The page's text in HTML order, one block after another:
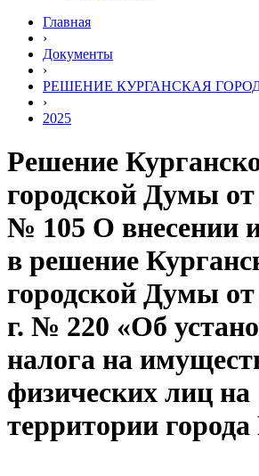
Главная
›
Документы
›
РЕШЕНИЕ КУРГАНСКАЯ
›
2025
Решение
городской Думы от
№ 105 О внесении
в решение
городской Думы от
г. № 220 «Об
налога на
физических лиц на
территории